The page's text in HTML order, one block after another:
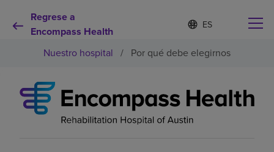
Regrese a
Encompass Health
Lista
de
idiomas
contraída
d
o
s
e
e
Por qué debe elegirnos
Nuestro hospital / Por qué debe elegirnos